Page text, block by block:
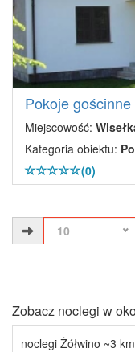
Pokoje
Miejscowość:
Kategoria obiektu:
(0)
10
Zobacz noclegi w
noclegi Żółwino ~3 km